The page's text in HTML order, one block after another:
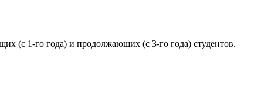
(с 1-го года) и продолжающих (с 3-го года) студентов.